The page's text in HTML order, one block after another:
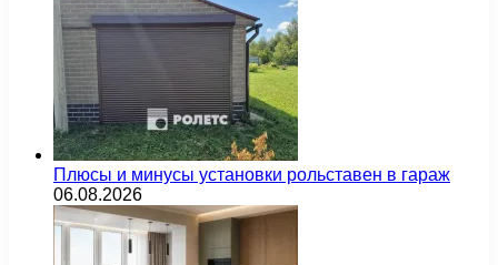
Плюсы и минусы установки рольставен в гараж
06.08.2026